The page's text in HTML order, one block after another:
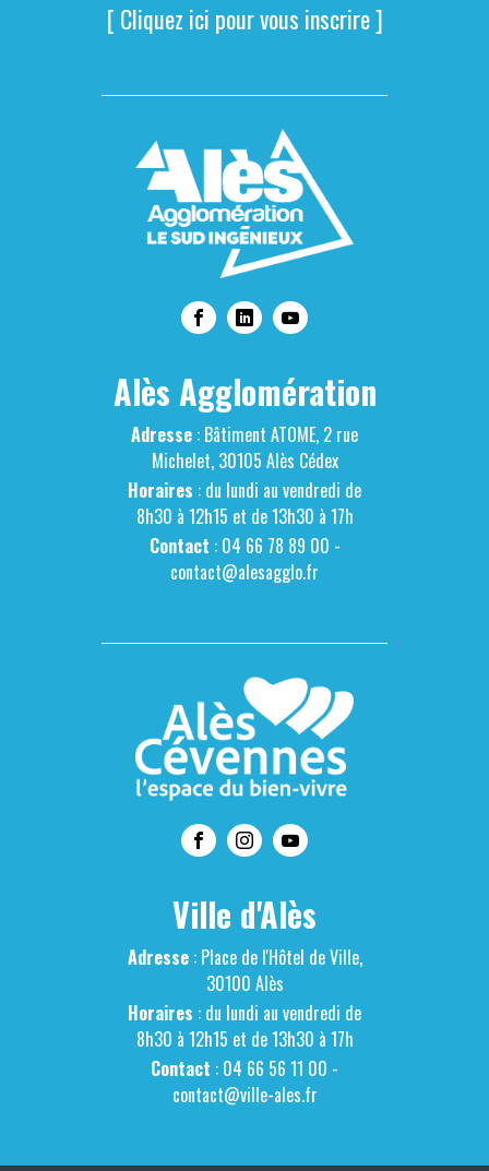
[ Cliquez ici pour vous inscrire ]
Alès Agglomération
Adresse : Bâtiment ATOME, 2 rue
Michelet, 30105 Alès Cédex
Horaires : du lundi au vendredi de
8h30 à 12h15 et de 13h30 à 17h
Contact : 04 66 78 89 00 -
contact@alesagglo.fr
Ville d'Alès
Adresse: Place de l'Hôtel de Ville,
30100 Alès
Horaires : du lundi au vendredi de
8h30 à 12h15 et de 13h30 à 17h
Contact : 04 66 56 11 00 -
contact@ville-ales.fr